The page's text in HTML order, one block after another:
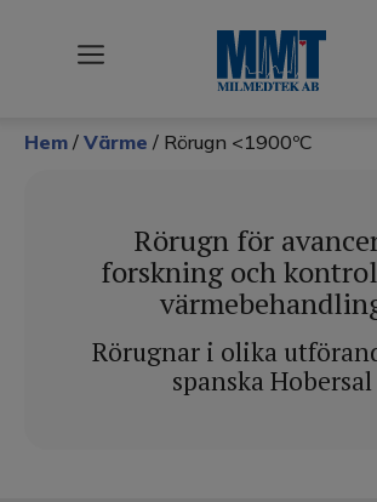
Användningsområden
Desinfektion & Sterilisering
Förbrukningsmateriel
Klimattestning
Hem / Värme / Rörugn <1900ºC
Rörugn för
forskning och
Rörugnar i olika
spanska Hobersal